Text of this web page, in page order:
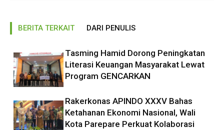
BERITA TERKAIT DARI PENULIS
Tasming Hamid Dorong Peningkatan
Literasi Keuangan Masyarakat Lewat
Program GENCARKAN
Rakerkonas APINDO XXXV Bahas
Ketahanan Ekonomi Nasional, Wali
Kota Parepare Perkuat Kolaborasi